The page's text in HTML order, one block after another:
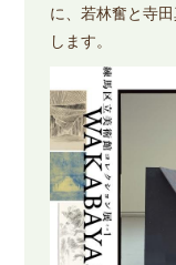
に、若林奮と寺
します。